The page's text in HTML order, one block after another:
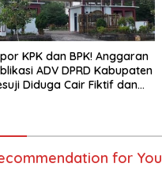
KPK dan BPK! Anggaran
ADV DPRD Kabupaten
Diduga Cair Fiktif dan
for You